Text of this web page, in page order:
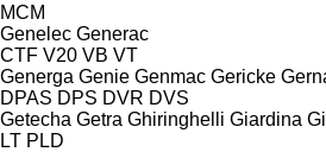
MCM
Genelec Generac
CTF V20 VB VT
Generga Genie Genmac Gericke
DPAS DPS DVR DVS
Getecha Getra Ghiringhelli Giardina
LT PLD